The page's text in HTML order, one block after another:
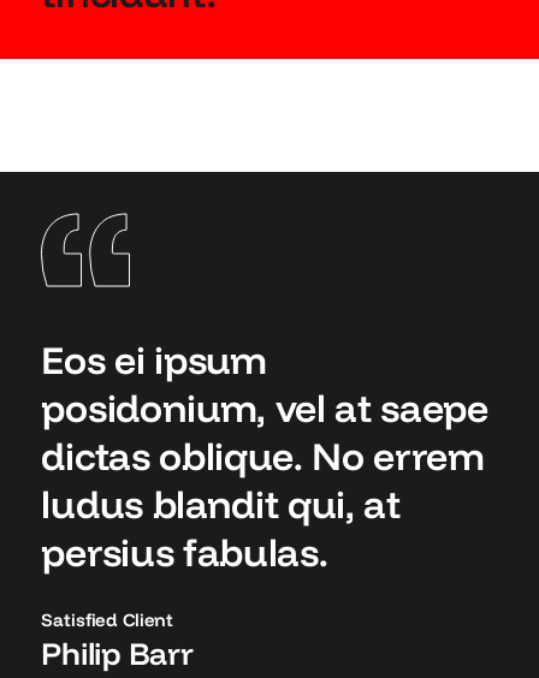
Eos ei ipsum
posidonium, vel at saepe
dictas oblique. No errem
ludus blandit qui, at
persius fabulas.
Satisfied Client
Philip Barr